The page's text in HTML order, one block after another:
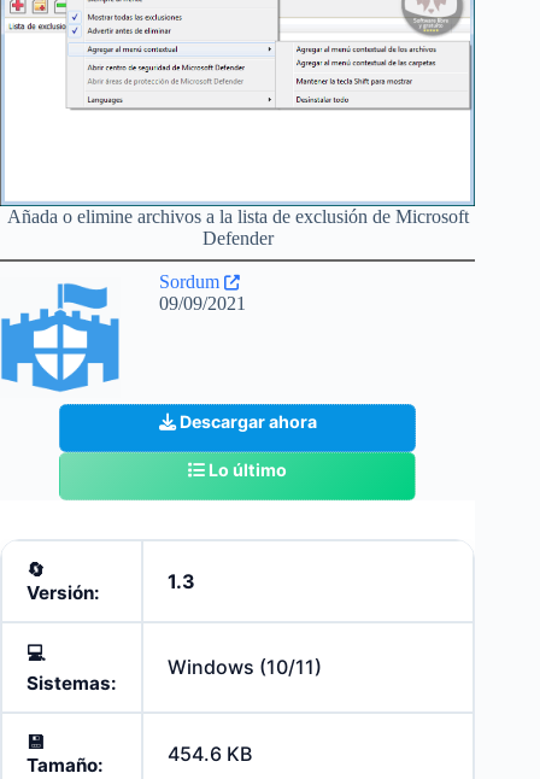
Añada o elimine archivos a la lista de exclusión de Microsoft
Defender
Sordum
09/09/2021
Descargar ahora
Lo último
🔄️
Versión:
1.3
💻
Sistemas:
Windows (10/11)
💾
Tamaño:
454.6 KB